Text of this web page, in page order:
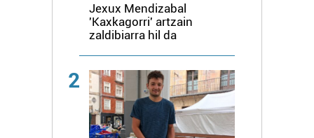
Jexux Mendizabal
'Kaxkagorri' artzain
zaldibiarra hil da
2